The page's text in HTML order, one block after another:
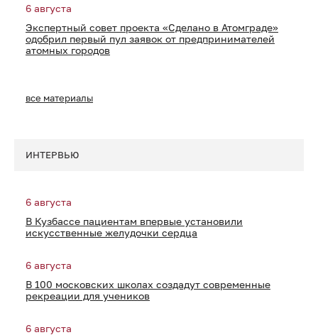
6 августа
Экспертный совет проекта «Сделано в Атомграде»
одобрил первый пул заявок от предпринимателей
атомных городов
все материалы
ИНТЕРВЬЮ
6 августа
В Кузбассе пациентам впервые установили
искусственные желудочки сердца
6 августа
В 100 московских школах создадут современные
рекреации для учеников
6 августа